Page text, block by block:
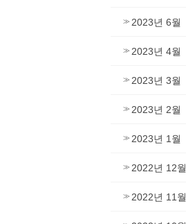
2023년 6월
2023년 4월
2023년 3월
2023년 2월
2023년 1월
2022년 12월
2022년 11월